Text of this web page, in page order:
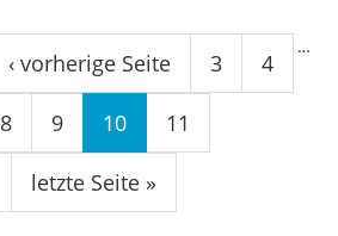
‹ vorherige Seite
…
3 4
8 9 10 11
letzte Seite »